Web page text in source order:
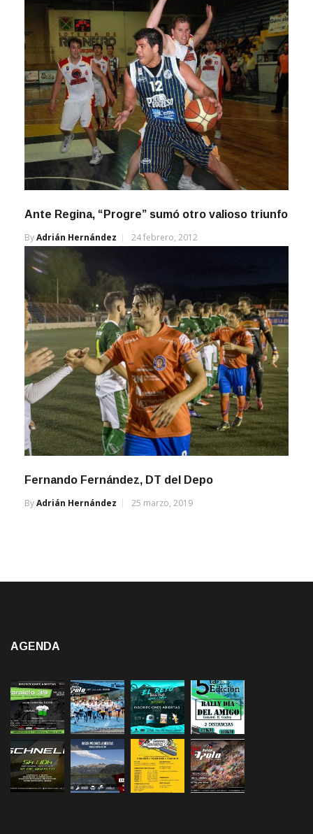
Ante Regina, “Progre” sumó otro valioso triunfo
ByAdrián Hernández 24 febrero, 2012
Fernando Fernández, DT del Depo
ByAdrián Hernández 25 marzo, 2019
AGENDA